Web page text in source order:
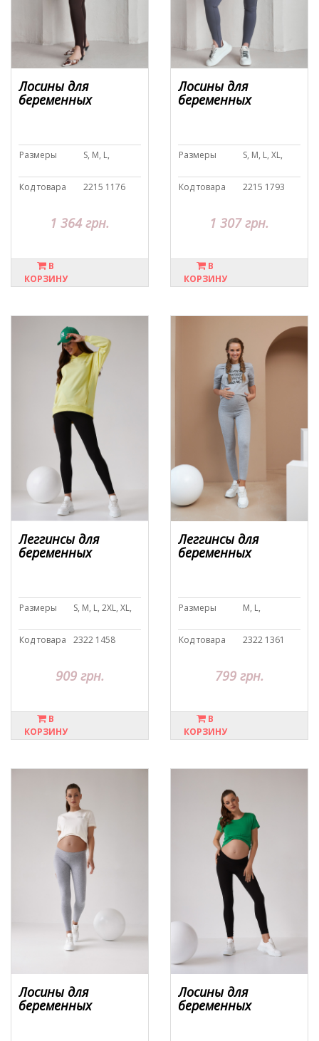
Лосины для
беременных
Размеры S, M, L,
Код товара 2215 1176
1 364 грн.
В
КОРЗИНУ
Лосины для
беременных
Размеры S, M, L, XL,
Код товара 2215 1793
1 307 грн.
В
КОРЗИНУ
Леггинсы для
беременных
Размеры S, M, L, 2XL, XL,
Код товара 2322 1458
909 грн.
В
КОРЗИНУ
Леггинсы для
беременных
Размеры M, L,
Код товара 2322 1361
799 грн.
В
КОРЗИНУ
Лосины для
беременных
Лосины для
беременных